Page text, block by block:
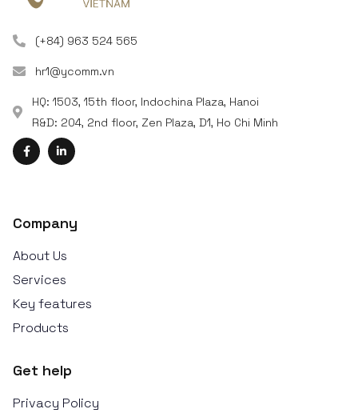
(+84) 963 524 565
hr1@ycomm.vn
HQ: 1503, 15th floor, Indochina Plaza, Hanoi
R&D: 204, 2nd floor, Zen Plaza, D1, Ho Chi Minh
Company
About Us
Services
Key features
Products
Get help
Privacy Policy